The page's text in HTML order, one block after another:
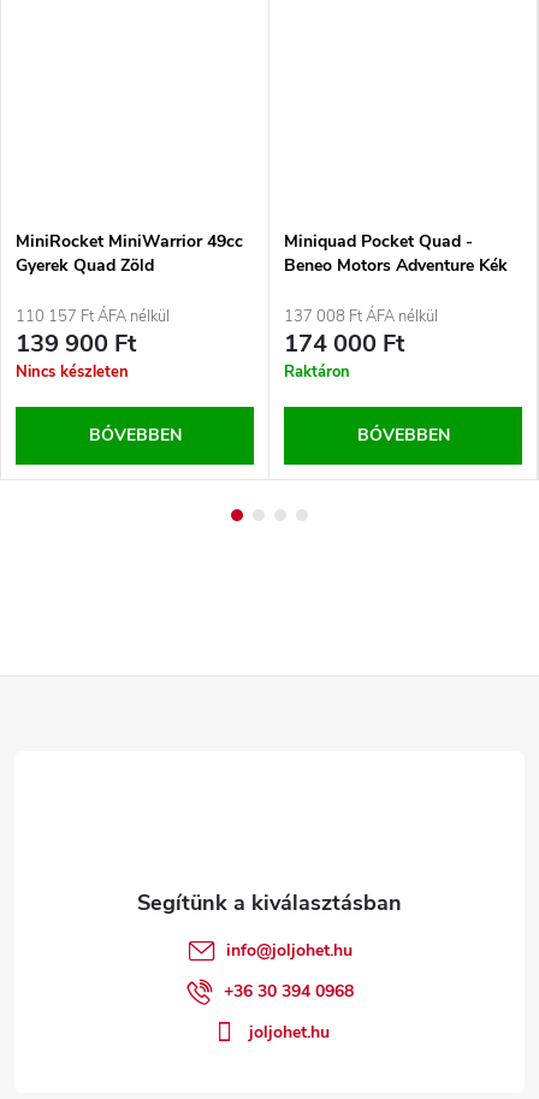
MiniRocket MiniWarrior 49cc
Gyerek Quad Zöld
110 157 Ft ÁFA nélkül
139 900 Ft
Nincs készleten
BŐVEBBEN
Miniquad Pocket Quad -
Beneo Motors Adventure Kék
137 008 Ft ÁFA nélkül
174 000 Ft
Raktáron
BŐVEBBEN
info@joljohet.hu
+36 30 394 0968
joljohet.hu